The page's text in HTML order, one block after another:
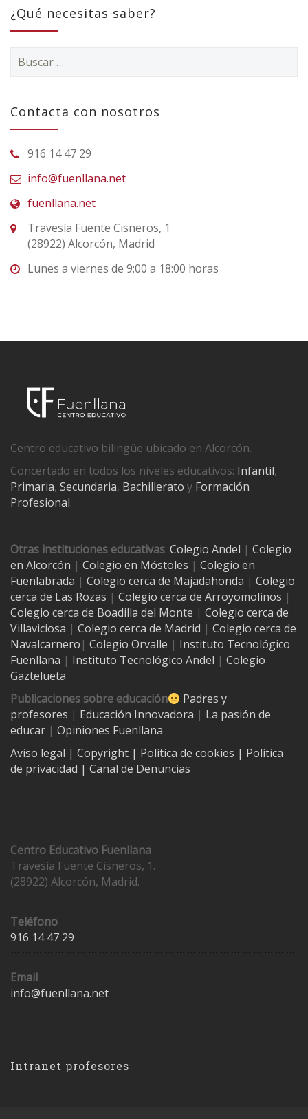
¿Qué necesitas saber?
Buscar:
Contacta con nosotros
916 14 47 29
info@fuenllana.net
fuenllana.net
Travesía Fuente Cisneros, 1
(28922) Alcorcón, Madrid
Lunes a viernes de 9:00 a 18:00 horas
Centro educativo bilingüe ubicado en Alcorcón.
Concertado en todos los niveles educativos: Infantil,
Primaria, Secundaria, Bachillerato y Formación
Profesional.
Otras instituciones educativas: Colegio Andel | Colegio
en Alcorcón | Colegio en Móstoles | Colegio en
Fuenlabrada | Colegio cerca de Majadahonda | Colegio
cerca de Las Rozas | Colegio cerca de Arroyomolinos |
Colegio cerca de Boadilla del Monte | Colegio cerca de
Villaviciosa | Colegio cerca de Madrid | Colegio cerca de
Navalcarnero | Colegio Orvalle | Instituto Tecnológico
Fuenllana | Instituto Tecnológico Andel | Colegio
Gaztelueta
Publicaciones sobre educación
Padres y
profesores | Educación Innovadora | La pasión de
educar | Opiniones Fuenllana
Aviso legal | Copyright | Política de cookies | Política
de privacidad | Canal de Denuncias
Centro Educativo Fuenllana
Travesía Fuente Cisneros, 1.
(28922) Alcorcón, Madrid.
Teléfono
916 14 47 29
Email
info@fuenllana.net
Intranet profesores